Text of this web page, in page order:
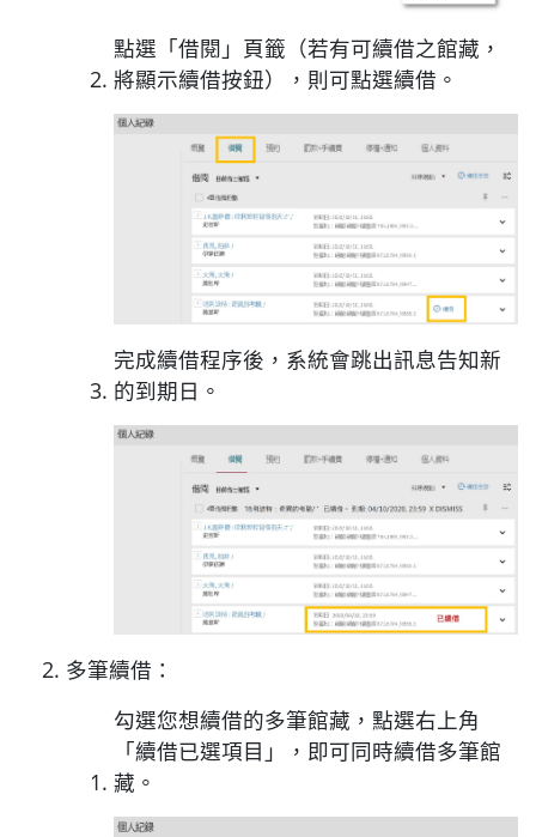
點選「借閱」頁籤（若有可續借之館藏，
將顯示續借按鈕），則可點選續借。
完成續借程序後，系統會跳出訊息告知新
的到期日。
多筆續借：
勾選您想續借的多筆館藏，點選右上角
「續借已選項目」，即可同時續借多筆館
藏。